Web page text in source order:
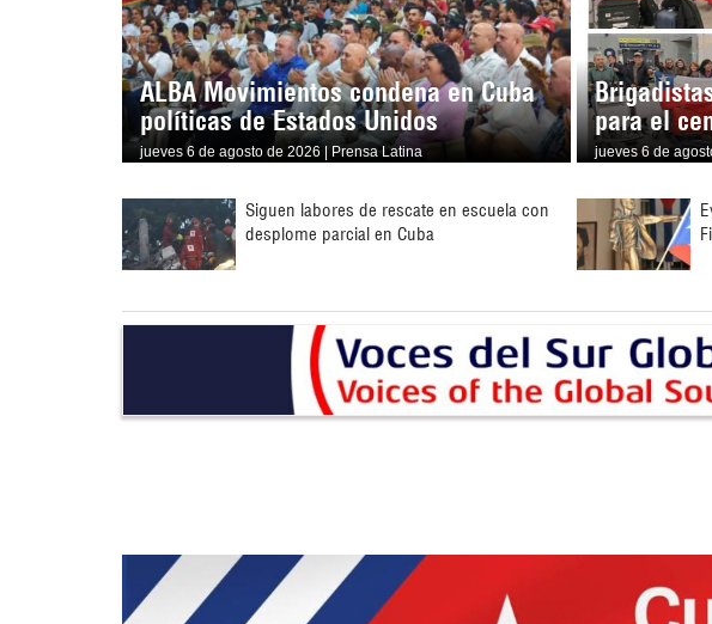
ALBA Movimientos condena en Cuba
políticas de Estados Unidos
jueves 6 de agosto de 2026 | Prensa Latina
para el
jueves 6 de
Siguen labores de rescate en escuela con
desplome parcial en Cuba